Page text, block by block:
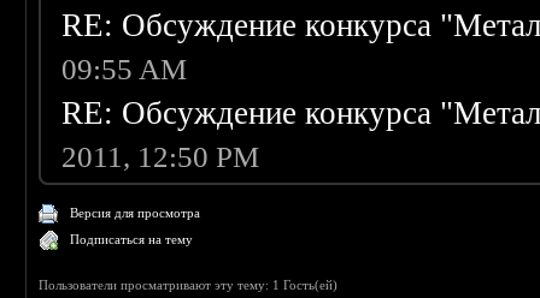
RE: Обсуждение конкурса
09:55 AM
RE: Обсуждение конкурса
2011, 12:50 PM
Версия для просмотра
Подписаться на тему
Пользователи просматривают эту тему: 1 Гость(ей)